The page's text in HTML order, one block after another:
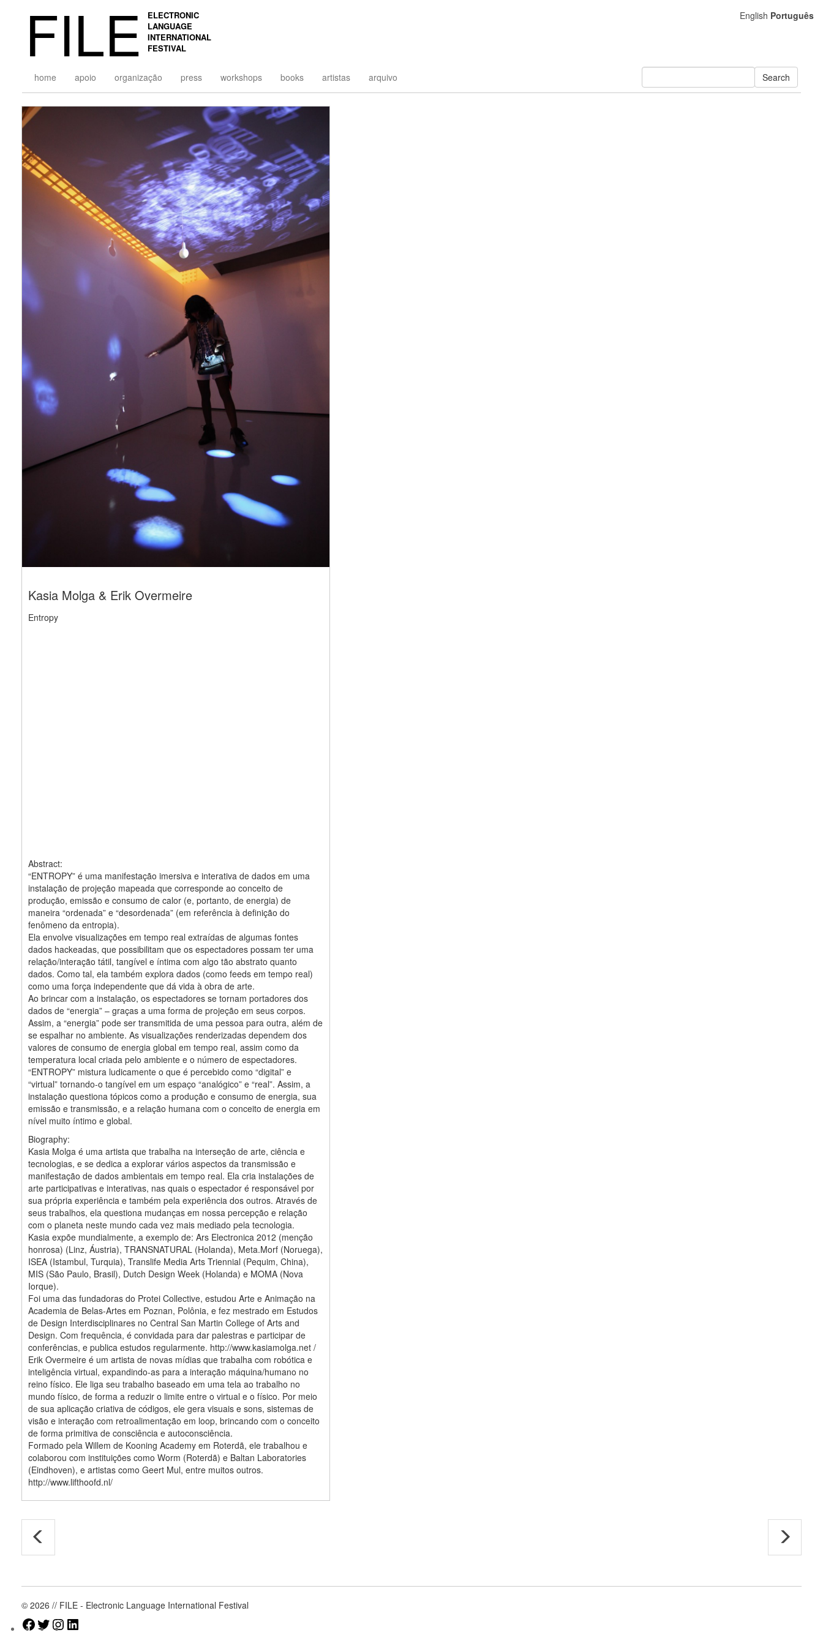
FILE
ELECTRONIC
LANGUAGE
INTERNATIONAL
FESTIVAL
home apoio organização press workshops books artistas arquivo Search
Kasia Molga & Erik Overmeire
Entropy
Abstract:
“ENTROPY” é uma manifestação imersiva e interativa de dados em uma
instalação de projeção mapeada que corresponde ao conceito de
produção, emissão e consumo de calor (e, portanto, de energia) de
maneira “ordenada” e “desordenada” (em referência à definição do
fenômeno da entropia).
Ela envolve visualizações em tempo real extraídas de algumas fontes
dados hackeadas, que possibilitam que os espectadores possam ter uma
relação/interação tátil, tangível e íntima com algo tão abstrato quanto
dados. Como tal, ela também explora dados (como feeds em tempo real)
como uma força independente que dá vida à obra de arte.
Ao brincar com a instalação, os espectadores se tornam portadores dos
dados de “energia” – graças a uma forma de projeção em seus corpos.
Assim, a “energia” pode ser transmitida de uma pessoa para outra, além de
se espalhar no ambiente. As visualizações renderizadas dependem dos
valores de consumo de energia global em tempo real, assim como da
temperatura local criada pelo ambiente e o número de espectadores.
“ENTROPY” mistura ludicamente o que é percebido como “digital” e
“virtual” tornando-o tangível em um espaço “analógico” e “real”. Assim, a
instalação questiona tópicos como a produção e consumo de energia, sua
emissão e transmissão, e a relação humana com o conceito de energia em
nível muito íntimo e global.
Biography:
Kasia Molga é uma artista que trabalha na interseção de arte, ciência e
tecnologias, e se dedica a explorar vários aspectos da transmissão e
manifestação de dados ambientais em tempo real. Ela cria instalações de
arte participativas e interativas, nas quais o espectador é responsável por
sua própria experiência e também pela experiência dos outros. Através de
seus trabalhos, ela questiona mudanças em nossa percepção e relação
com o planeta neste mundo cada vez mais mediado pela tecnologia.
Kasia expõe mundialmente, a exemplo de: Ars Electronica 2012 (menção
honrosa) (Linz, Áustria), TRANSNATURAL (Holanda), Meta.Morf (Noruega),
ISEA (Istambul, Turquia), Translife Media Arts Triennial (Pequim, China),
MIS (São Paulo, Brasil), Dutch Design Week (Holanda) e MOMA (Nova
Iorque).
Foi uma das fundadoras do Protei Collective, estudou Arte e Animação na
Academia de Belas-Artes em Poznan, Polônia, e fez mestrado em Estudos
de Design Interdisciplinares no Central San Martin College of Arts and
Design. Com frequência, é convidada para dar palestras e participar de
conferências, e publica estudos regularmente. http://www.kasiamolga.net /
Erik Overmeire é um artista de novas mídias que trabalha com robótica e
inteligência virtual, expandindo-as para a interação máquina/humano no
reino físico. Ele liga seu trabalho baseado em uma tela ao trabalho no
mundo físico, de forma a reduzir o limite entre o virtual e o físico. Por meio
de sua aplicação criativa de códigos, ele gera visuais e sons, sistemas de
visão e interação com retroalimentação em loop, brincando com o conceito
de forma primitiva de consciência e autoconsciência.
Formado pela Willem de Kooning Academy em Roterdã, ele trabalhou e
colaborou com instituições como Worm (Roterdã) e Baltan Laboratories
(Eindhoven), e artistas como Geert Mul, entre muitos outros.
http://www.lifthoofd.nl/
© 2026 // FILE - Electronic Language International Festival
Facebook
TwitterInstagram
English Português